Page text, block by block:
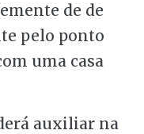
de de
pelo ponto
uma casa
auxiliar na